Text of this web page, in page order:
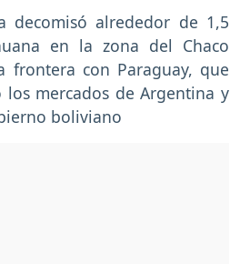
decomisó alrededor de 1,5
en la zona del Chaco
frontera con Paraguay, que
mercados de Argentina y
boliviano